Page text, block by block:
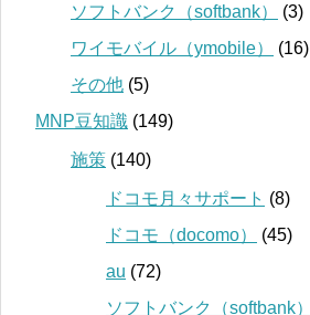
ソフトバンク（softbank）
(3)
ワイモバイル（ymobile）
(16)
その他 (5)
MNP豆知識 (149)
施策 (140)
ドコモ月々サポート (8)
ドコモ（docomo）
(45)
au (72)
ソフトバンク（softbank）